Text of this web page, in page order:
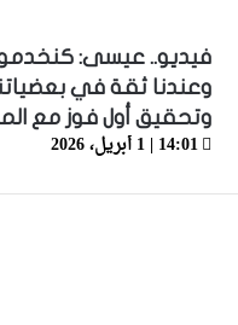
فيديو.. عيسى: كنخدمو
وعندنا ثقة في
وتحقيق أول فوز مع
14:01 | 1 أبريل، 2026